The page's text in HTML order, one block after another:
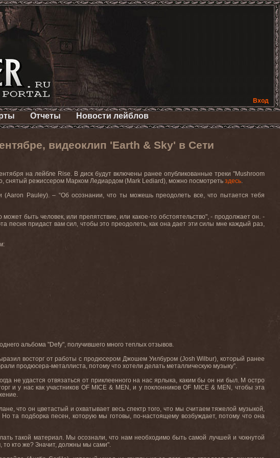
Вход
Отчеты Новости лейблов
видеоклип 'Earth & Sky' в Сети
на лейбле Rise. В диск будут включены ранее опубликованные треки "Mushroom
снятый режиссером Марком Ледиардом (Mark Lediard), можно посмотреть здесь.
(Aaron Pauley). – “Об осознании, что ты можешь преодолеть все, что пытается тебя
быть человек, или препятствие, или какое-то обстоятельство", - продолжает он. -
песня придаст вам сил, чтобы это преодолеть, как она дает эти силы мне каждый раз,
альбома "Defy", получившего много теплых отзывов.
восторг от работы с продюсером Джошем Уилбуром (Josh Wilbur), который ранее
продюсера-металлиста, потому что хотели делать металлическую музыку”.
не удастся отвязаться от приклеенного на нас ярлыка, каким бы он ни был. М остро
и у нас как участников OF MICE & MEN , и у поклонниковOF MICE& MEN , чтобы эта
что он цветастый и охватывает весь спектр того, что мы считаем тяжелой музыкой,
та подборка песен, которую мы готовы, по-настоящему возбуждает, потому что она
такой материал. Мы осознали, что нам необходимо быть самой лучшей и чокнутой
кто же? Значит, должны мы сами".